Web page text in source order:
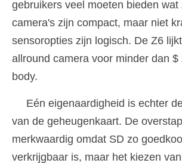
gebruikers veel moeten bieden wat
camera's zijn compact, maar niet
sensoropties zijn logisch. De Z6
allround camera voor minder dan $
body.
Eén eigenaardigheid is echter
van de geheugenkaart. De
merkwaardig omdat SD zo
verkrijgbaar is, maar het kiezen